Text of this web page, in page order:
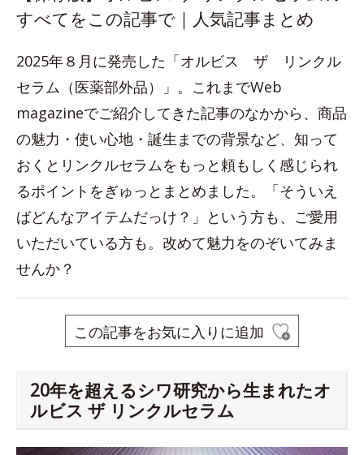
すべてをこの記事で｜人気記事まとめ
2025年８月に発売した「オルビス ザ リンクル
セラム（医薬部外品）」。これまでWeb
magazineでご紹介してきた記事のなかから、商品
の魅力・使い心地・誕生までの背景など、知って
おくとリンクルセラムをもっと頼もしく感じられ
るポイントをぎゅっとまとめました。「そういえ
ばどんなアイテムだっけ？」という方も、ご愛用
いただいている方も。改めて魅力をのぞいてみま
せんか？
この記事をお気に入りに追加
20年を超えるシワ研究から生まれたオ
ルビス ザ リンクルセラム